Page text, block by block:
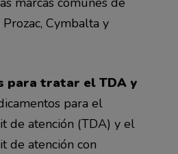
Cymbalta y
para tratar el TDA y
para el
de atención (TDA) y el
de atención con